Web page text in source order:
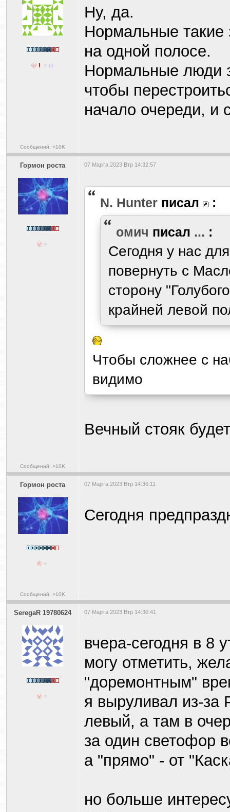
Сообщений: >10K
Ну, да.
Нормальные такие
на одной полосе.
Нормальные люди
чтобы
начало очереди, и
Гормон роста
Сообщений: >10K
07 Марта 2023 Втр 14:32:57
N. Hunter писал :
омич писал ... :
Сегодня у нас
повернуть с
сторону
крайней левой
Чтобы сложнее с
видимо
Вечный стояк будет
Гормон роста
Сообщений: >10K
07 Марта 2023 Втр 14:36:11
Сегодня
SeregaR 19780624 07 Марта 2023 Втр 14:36:41
вчера-сегодня в 8
могу отметить,
"доремонтным"
я выруливал из-за
левый, а там в
за один светофор
а "прямо" - от
но больше